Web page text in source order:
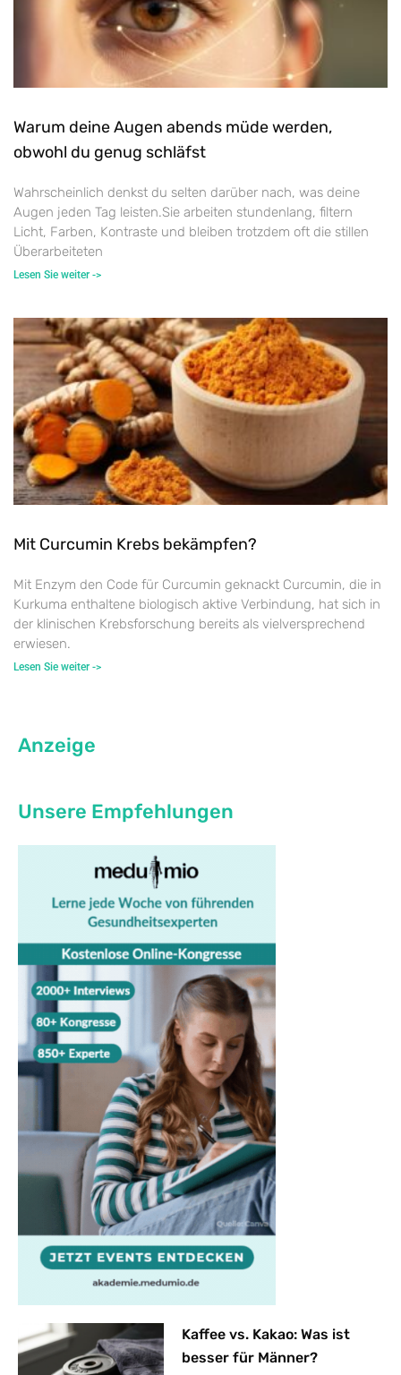
Warum deine Augen abends müde werden,
obwohl du genug schläfst
Wahrscheinlich denkst du selten darüber nach, was deine
Augen jeden Tag leisten.Sie arbeiten stundenlang, filtern
Licht, Farben, Kontraste und bleiben trotzdem oft die stillen
Überarbeiteten
Lesen Sie weiter ->
Mit Curcumin Krebs bekämpfen?
Mit Enzym den Code für Curcumin geknackt Curcumin, die in
Kurkuma enthaltene biologisch aktive Verbindung, hat sich in
der klinischen Krebsforschung bereits als vielversprechend
erwiesen.
Lesen Sie weiter ->
Anzeige
Unsere Empfehlungen
Kaffee vs. Kakao: Was ist
besser für Männer?